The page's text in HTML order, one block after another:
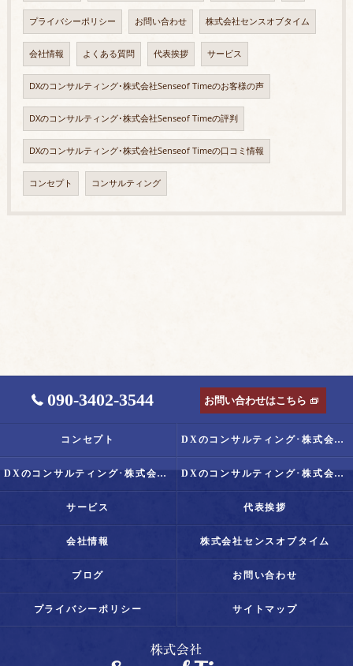
プライバシーポリシー お問い合わせ 株式会社センスオブタイム
会社情報 よくある質問 代表挨拶 サービス
DXのコンサルティング･株式会社Senseof Timeのお客様の声
DXのコンサルティング･株式会社Senseof Timeの評判
DXのコンサルティング･株式会社Senseof Timeの口コミ情報
コンセプト コンサルティング
090-3402-3544 お問い合わせはこちら
コンセプト DXのコンサルティング･株式会社Senseof Timeの口コミ情報
DXのコンサルティング･株式会社Senseof Timeの評判 DXのコンサルティング･株式会社Senseof Timeのお客様の声
サービス 代表挨拶
会社情報 株式会社センスオブタイム
ブログ お問い合わせ
プライバシーポリシー サイトマップ